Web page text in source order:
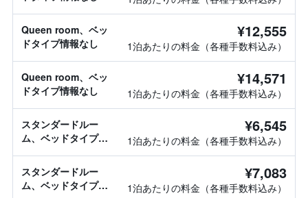
Queen room、ベッ
ドタイプ情報なし
¥12,555
1泊あたりの料金（各種手数料込み）
Queen room、ベッ
ドタイプ情報なし
¥14,571
1泊あたりの料金（各種手数料込み）
スタンダードルー
ム、ベッドタイプ情
¥6,545
1泊あたりの料金（各種手数料込み）
スタンダードルー
ム、ベッドタイプ情
¥7,083
1泊あたりの料金（各種手数料込み）